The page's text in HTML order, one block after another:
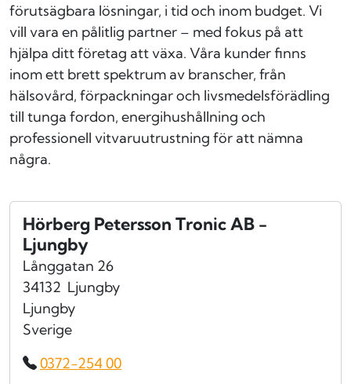
förutsägbara lösningar, i tid och inom budget. Vi
vill vara en pålitlig partner – med fokus på att
hjälpa ditt företag att växa. Våra kunder finns
inom ett brett spektrum av branscher, från
hälsovård, förpackningar och livsmedelsförädling
till tunga fordon, energihushållning och
professionell vitvaruutrustning för att nämna
några.
Hörberg Petersson Tronic AB -
Ljungby
Långgatan 26
34132 Ljungby
Ljungby
Sverige
0372-254 00